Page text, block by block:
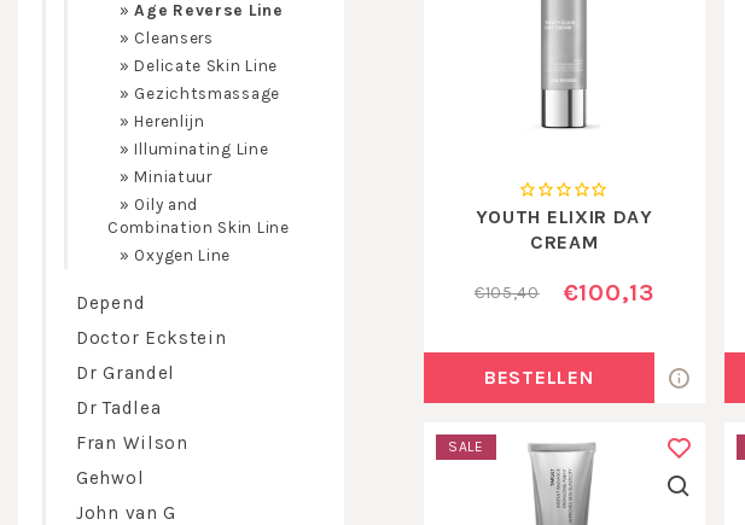
»Age Reverse Line
» Cleansers
»Delicate Skin Line
» Gezichtsmassage
»Herenlijn
»Illuminating Line
»Miniatuur
» Oily and
Combination Skin Line
» Oxygen Line
Depend
Doctor Eckstein
Dr Grandel
Dr Tadlea
Fran Wilson
Gehwol
John van G
YOUTH ELIXIR DAY
CREAM
€105,40 €100,13
BESTELLEN
SALE